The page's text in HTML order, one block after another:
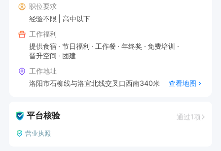
职位要求
经验不限
高中以下
工作福利
提供食宿
节日福利 工作餐 年终奖
免费培训
晋升空间
团建
工作地址
洛阳市石柳线与洛宜北线交叉口西南340米
查看地图
平台核验 通过1项
营业执照